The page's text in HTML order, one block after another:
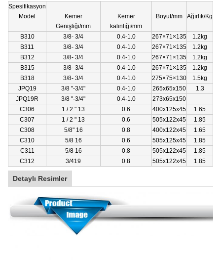
Spesifikasyon
Model
Kemer
Genişliği/mm
Kemer
kalınlığı/mm
Boyut/mm Ağırlık/Kg
B310 3/8- 3/4 0.4-1.0 267×71×135
1.2kg
B311
3/8- 3/4 0.4-1.0 267×71×135
1.2kg
B312
3/8- 3/4 0.4-1.0 267×71×135
1.2kg
B315
3/8- 3/4 0.4-1.0 267×71×135
1.2kg
B318
3/8- 3/4 0.4-1.0 275×75×130
1.5kg
JPQ19
3/8 "-3/4" 0.4-1.0 265x65x150
1.3
JPQ19R
3/8 "-3/4" 0.4-1.0
273x65x150
C306
1 / 2 " 13 0.6 400x125x45
1.65
C307
1 / 2 " 13 0.6 505x122x45
1.85
C308
5/8" 16 0.8 400x122x45
1.65
C310
5/8 16 0.6 505x125x45
1.85
C311
5/8 16 0.8 505x122x45
1.85
C312
3/419 0.8 505x122x45 1.85
Detaylı Resimler